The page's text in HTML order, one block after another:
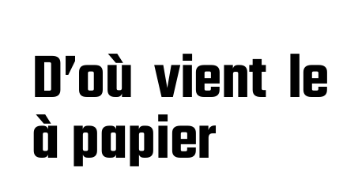
D’où vient
à papier